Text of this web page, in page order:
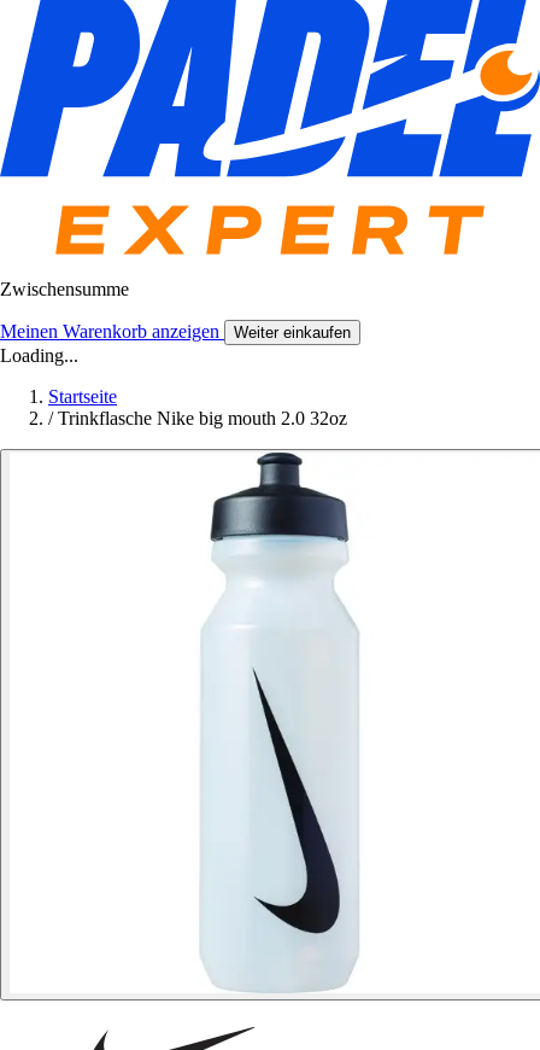
Zwischensumme
Meinen Warenkorb anzeigen Weiter einkaufen
Loading...
Startseite
/ Trinkflasche Nike big mouth 2.0 32oz